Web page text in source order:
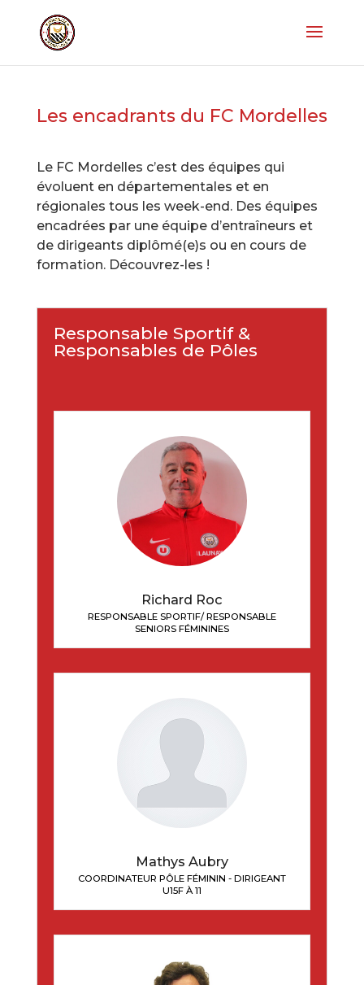
Les encadrants du FC Mordelles
Le FC Mordelles c’est des équipes qui
évoluent en départementales et en
régionales tous les week-end. Des équipes
encadrées par une équipe d’entraîneurs et
de dirigeants diplômé(e)s ou en cours de
formation. Découvrez-les !
Responsable Sportif &
Responsables de Pôles
Richard Roc
RESPONSABLE SPORTIF/ RESPONSABLE
SENIORS FÉMININES
Mathys Aubry
COORDINATEUR PÔLE FÉMININ - DIRIGEANT
U15F À 11